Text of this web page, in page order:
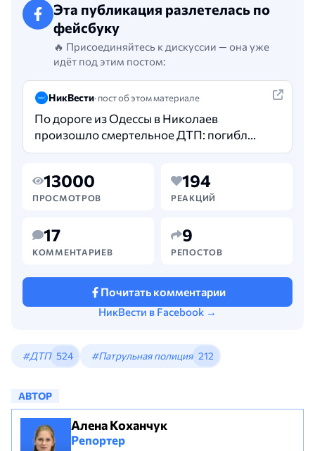
Эта публикация разлетелась по
фейсбуку
🔥 Присоединяйтесь к дискуссии — она уже
идёт под этим постом:
НикВести· пост об этом материале
По дороге из Одессы в Николаев
произошло смертельное ДТП: погибли
9 человек, еще 8 пострадали. В
предварительным данным, погибли 9
человек,…
13000
ПРОСМОТРОВ
194
РЕАКЦИЙ
17
КОММЕНТАРИЕВ
9
РЕПОСТОВ
Почитать комментарии
НикВести в Facebook →
#ДТП 524 #Патрульная полиция 212
АВТОР
Алена Коханчук
Репортер